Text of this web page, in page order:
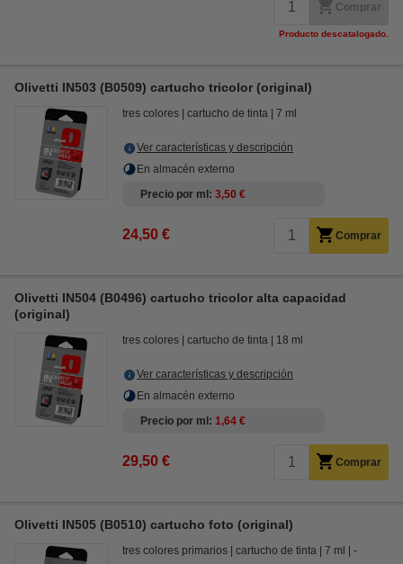
Comprar
Producto descatalogado.
Olivetti IN503 (B0509) cartucho tricolor (original)
tres colores cartucho de tinta 7 ml
Ver características y descripción
En almacén externo
Precio por ml
3,50 €
24,50 € Comprar
Olivetti IN504 (B0496) cartucho tricolor alta capacidad
(original)
tres colores cartucho de tinta 18 ml
Ver características y descripción
En almacén externo
Precio por ml
1,64 €
29,50 € Comprar
Olivetti IN505 (B0510) cartucho foto (original)
tres colores primarios cartucho de tinta 7 ml -